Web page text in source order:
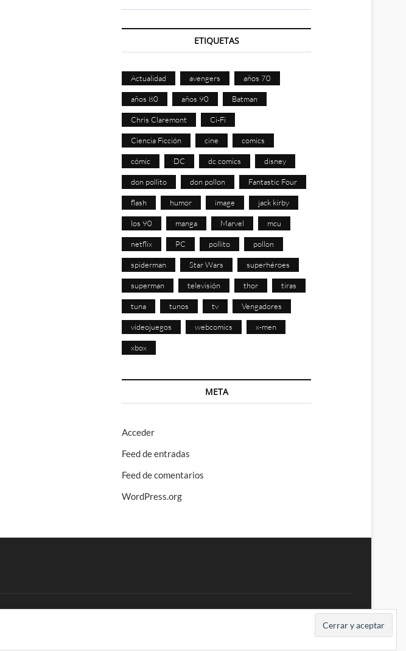
ETIQUETAS
Actualidad avengers años 70
años 80 años 90 Batman
Chris Claremont Ci-Fi
Ciencia Ficción cine comics
cómic DC dc comics disney
don pollito don pollon Fantastic Four
flash humor image jack kirby
los 90 manga Marvel mcu
netflix PC pollito pollon
spiderman Star Wars superhéroes
superman televisión thor tiras
tuna tunos tv Vengadores
videojuegos webcomics x-men
xbox
META
Acceder
Feed de entradas
Feed de comentarios
WordPress.org